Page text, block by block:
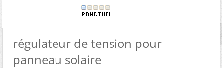
régulateur de tension pour
panneau solaire